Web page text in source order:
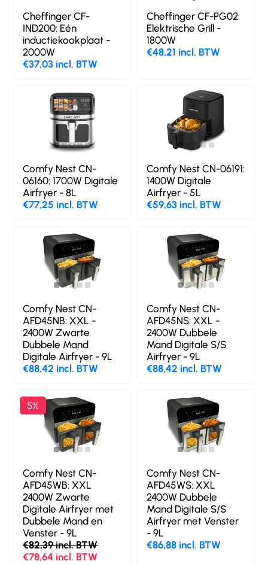
Cheffinger CF-
IND200: Eén
inductiekookplaat -
2000W
€37,03 incl. BTW
Cheffinger CF-PG02:
Elektrische Grill -
1800W
€48,21 incl. BTW
Comfy Nest CN-
06160: 1700W Digitale
Airfryer - 8L
€77,25 incl. BTW
Comfy Nest CN-06191:
1400W Digitale
Airfryer - 5L
€59,63 incl. BTW
Comfy Nest CN-
AFD45NB: XXL -
2400W Zwarte
Dubbele Mand
Digitale Airfryer - 9L
€88,42 incl. BTW
Comfy Nest CN-
AFD45NS: XXL -
2400W Dubbele
Mand Digitale S/S
Airfryer - 9L
€88,42 incl. BTW
5%
Comfy Nest CN-
AFD45WB: XXL
2400W Zwarte
Digitale Airfryer met
Dubbele Mand en
Venster - 9L
€82,39 incl. BTW
€78,64 incl. BTW
Comfy Nest CN-
AFD45WS: XXL
2400W Dubbele
Mand Digitale S/S
Airfryer met Venster
- 9L
€86,88 incl. BTW